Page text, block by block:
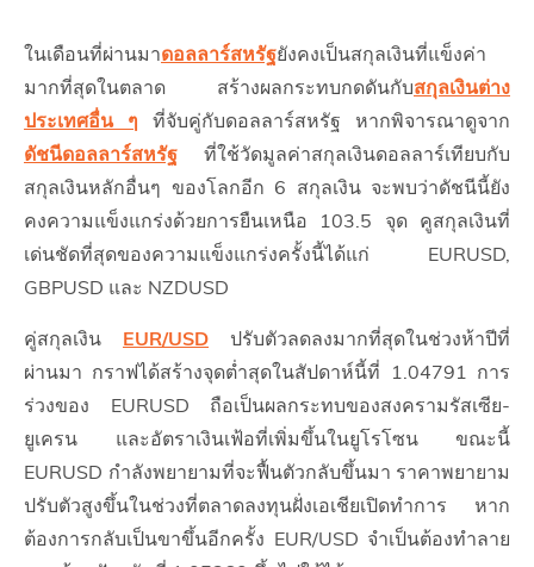
ในเดือนที่ผ่านมาดอลลาร์สหรัฐยังคงเป็นสกุลเงินที่แข็งค่า
มากที่สุดในตลาด สร้างผลกระทบกดดันกับสกุลเงินต่าง
ประเทศอื่น ๆ
ที่จับคู่กับดอลลาร์สหรัฐ หากพิจารณาดูจาก
ดัชนีดอลลาร์สหรัฐ
ที่ใช้วัดมูลค่าสกุลเงินดอลลาร์เทียบกับ
สกุลเงินหลักอื่นๆ ของโลกอีก 6 สกุลเงิน จะพบว่าดัชนีนี้ยัง
คงความแข็งแกร่งด้วยการยืนเหนือ 103.5 จุด คูสกุลเงินที่
เด่นชัดที่สุดของความแข็งแกร่งครั้งนี้ได้แก่ EURUSD,
GBPUSD และ NZDUSD
คู่สกุลเงิน EUR/USD
ปรับตัวลดลงมากที่สุดในช่วงห้าปีที่
ผ่านมา กราฟได้สร้างจุดต่ำสุดในสัปดาห์นี้ที่ 1.04791 การ
ร่วงของ EURUSD ถือเป็นผลกระทบของสงครามรัสเซีย-
ยูเครน และอัตราเงินเฟ้อที่เพิ่มขึ้นในยูโรโซน ขณะนี้
EURUSD กำลังพยายามที่จะฟื้นตัวกลับขึ้นมา ราคาพยายาม
ปรับตัวสูงขึ้นในช่วงที่ตลาดลงทุนฝั่งเอเชียเปิดทำการ หาก
ต้องการกลับเป็นขาขึ้นอีกครั้ง EUR/USD จำเป็นต้องทำลาย